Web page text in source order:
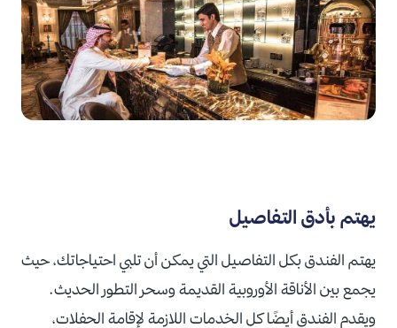
يهتم بأدق التفاصيل
يهتم الفندق بكل التفاصيل التي يمكن أن تلبي احتياجاتك، حيث
يجمع بين الأناقة الأوروبية القديمة وسحر التطور الحديث.
ويقدم الفندق أيضًا كل الخدمات اللازمة لإقامة الحفلات،